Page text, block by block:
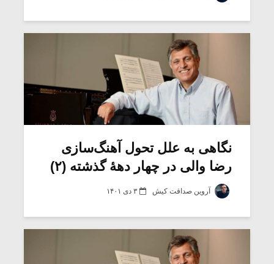
نگاهی به علل تحول آهنگ‌سازی
رضا والی در چهار دهۀ گذشته (۲)
آروین صداقت کیش ۳ دی ۱۴۰۱